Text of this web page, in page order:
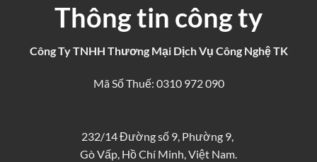
Thông tin công ty
Công Ty TNHH Thương Mại Dịch Vụ Công Nghệ TK
Mã Số Thuế: 0310 972 090
232/14 Đường số 9, Phường 9,
Gò Vấp, Hồ Chí Minh, Việt Nam.